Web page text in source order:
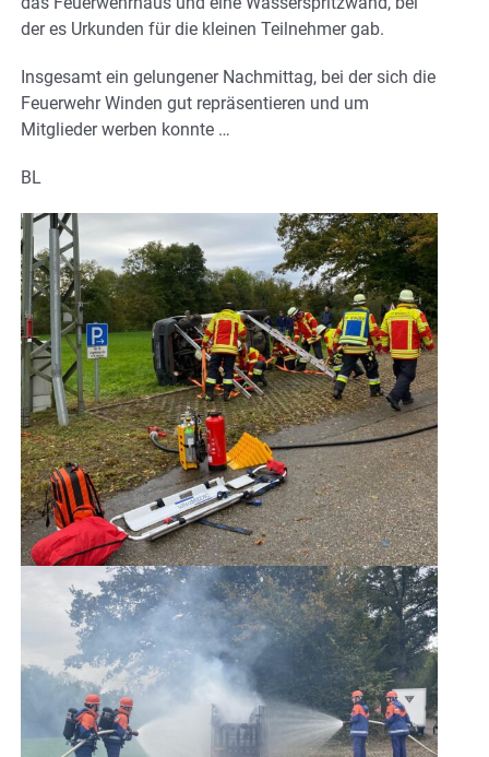
der es Urkunden für die kleinen Teilnehmer gab.
Insgesamt ein gelungener Nachmittag, bei der sich die
Feuerwehr Winden gut repräsentieren und um
Mitglieder werben konnte …
BL